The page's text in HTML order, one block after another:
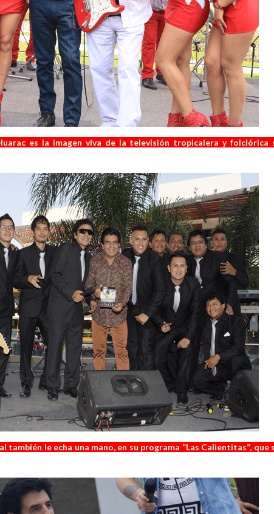
es la imagen viva de la televisión tropicalera y
también le echa una mano, en su programa “Las Calientitas”,